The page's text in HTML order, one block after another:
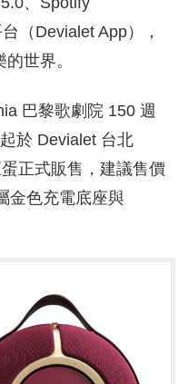
（Devialet App），
世界。
巴黎歌劇院 150 週
於 Devialet 台北
正式販售，建議售價
金色充電底座與